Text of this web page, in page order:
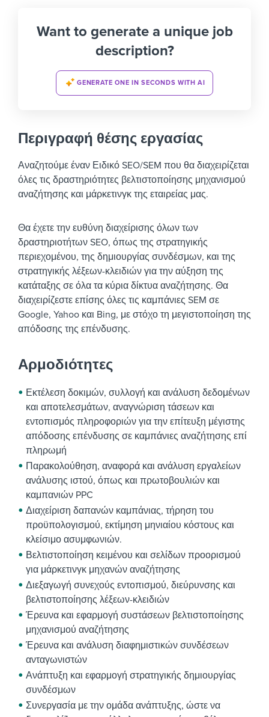
Want to generate a unique job
description?
GENERATE ONE IN SECONDS WITH AI
Περιγραφή θέσης εργασίας
Αναζητούμε έναν Ειδικό SEO/SEM που θα διαχειρίζεται
όλες τις δραστηριότητες βελτιστοποίησης μηχανισμού
αναζήτησης και μάρκετινγκ της εταιρείας μας.
Θα έχετε την ευθύνη διαχείρισης όλων των
δραστηριοτήτων SEO, όπως της στρατηγικής
περιεχομένου, της δημιουργίας συνδέσμων, και της
στρατηγικής λέξεων-κλειδιών για την αύξηση της
κατάταξης σε όλα τα κύρια δίκτυα αναζήτησης. Θα
διαχειρίζεστε επίσης όλες τις καμπάνιες SEM σε
Google, Yahoo και Bing, με στόχο τη μεγιστοποίηση της
απόδοσης της επένδυσης.
Αρμοδιότητες
Εκτέλεση δοκιμών, συλλογή και ανάλυση δεδομένων
και αποτελεσμάτων, αναγνώριση τάσεων και
εντοπισμός πληροφοριών για την επίτευξη μέγιστης
απόδοσης επένδυσης σε καμπάνιες αναζήτησης επί
πληρωμή
Παρακολούθηση, αναφορά και ανάλυση εργαλείων
ανάλυσης ιστού, όπως και πρωτοβουλιών και
καμπανιών PPC
Διαχείριση δαπανών καμπάνιας, τήρηση του
προϋπολογισμού, εκτίμηση μηνιαίου κόστους και
κλείσιμο ασυμφωνιών.
Βελτιστοποίηση κειμένου και σελίδων προορισμού
για μάρκετινγκ μηχανών αναζήτησης
Διεξαγωγή συνεχούς εντοπισμού, διεύρυνσης και
βελτιστοποίησης λέξεων-κλειδιών
Έρευνα και εφαρμογή συστάσεων βελτιστοποίησης
μηχανισμού αναζήτησης
Έρευνα και ανάλυση διαφημιστικών συνδέσεων
ανταγωνιστών
Ανάπτυξη και εφαρμογή στρατηγικής δημιουργίας
συνδέσμων
Συνεργασία με την ομάδα ανάπτυξης, ώστε να